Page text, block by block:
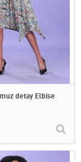
detay Elbise